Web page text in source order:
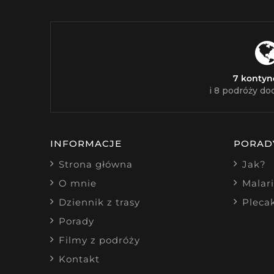
7
i 8 podróży
INFORMACJE
Strona główna
O mnie
Dziennik z trasy
Porady
Filmy z podróży
Kontakt
Jak?